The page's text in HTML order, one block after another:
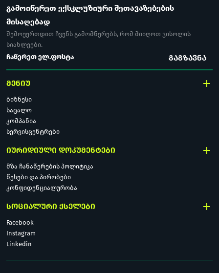
ᲛᲔᲜᲘᲣ
ბიზნესი
საცალო
კომპანია
სერვისცენტრები
ᲘᲣᲠᲘᲓᲘᲣᲚᲘ ᲓᲝᲙᲣᲛᲔᲜᲢᲔᲑᲘ
მზა ჩანაწერების პოლიტიკა
წესები და პირობები
კონფიდენციალურობა
ᲡᲝᲪᲘᲐᲚᲣᲠᲘ ᲥᲡᲔᲚᲔᲑᲘ
Facebook
Instagram
Linkedin
გამოიწერეთ ექსკლუზიური შეთავაზებების
მისაღებად
შემოუერთდით ჩვენს გამომწერებს, რომ მიიღოთ ვისოლის
სიახლეები.
ᲒᲐᲒᲖᲐᲕᲜᲐ